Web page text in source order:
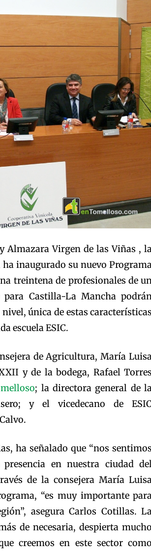
Almazara Virgen de las Viñas ,
inaugurado su nuevo
treintena de profesionales de
Castilla-La Mancha
única de estas características
escuela ESIC.
de Agricultura, María
y de la bodega, Rafael Torres
; la directora general de
y el vicedecano de ESIC
ha señalado que “nos sentimos
en nuestra ciudad
de la consejera María
“es muy importante
asegura Carlos Cotillas.
de necesaria, despierta mucho
creemos en este sector como